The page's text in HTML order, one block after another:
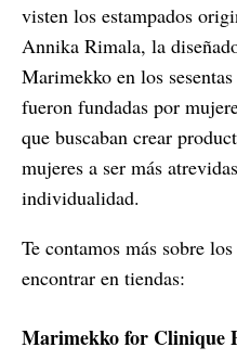
visten los estampados
Annika Rimala, la
Marimekko en los
fueron fundadas por
que buscaban crear
mujeres a ser más
individualidad.
Te contamos más sobre
encontrar en tiendas:
Marimekko for Clinique